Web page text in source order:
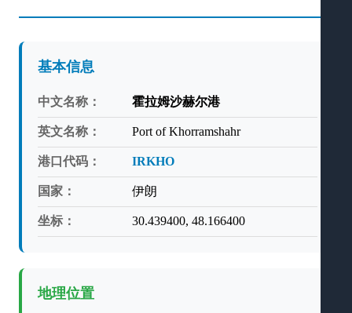
基本信息
中文名称： 霍拉姆沙赫尔港
英文名称： Port of Khorramshahr
港口代码： IRKHO
国家： 伊朗
坐标： 30.439400, 48.166400
地理位置